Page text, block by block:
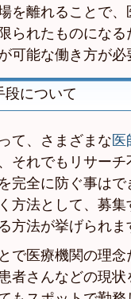
を離れることで
られたものにな
可能な働き方が
段について
て、さまざまな 医
それでもリサー
完全に防ぐ事は
方法として、募
方法が挙げられま
で医療機関の理
者さんなどの現